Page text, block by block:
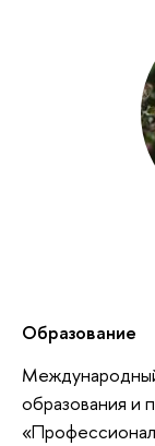
Образование
образования и